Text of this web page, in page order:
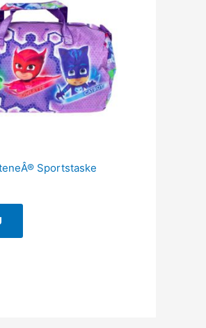
Sportstaske